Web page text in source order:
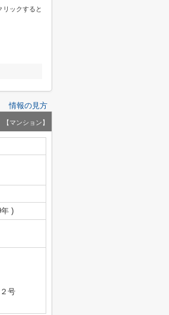
ックすると
情報の見方
【マンション】
)
号